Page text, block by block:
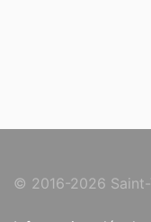
© 2016-2026